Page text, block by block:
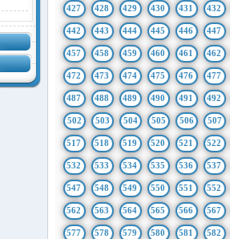
427 428 429 430 431 432
442 443 444 445 446 447
457 458 459 460 461 462
472 473 474 475 476 477
487 488 489 490 491 492
502 503 504 505 506 507
517 518 519 520 521 522
532 533 534 535 536 537
547 548 549 550 551 552
562 563 564 565 566 567
577 578 579 580 581 582